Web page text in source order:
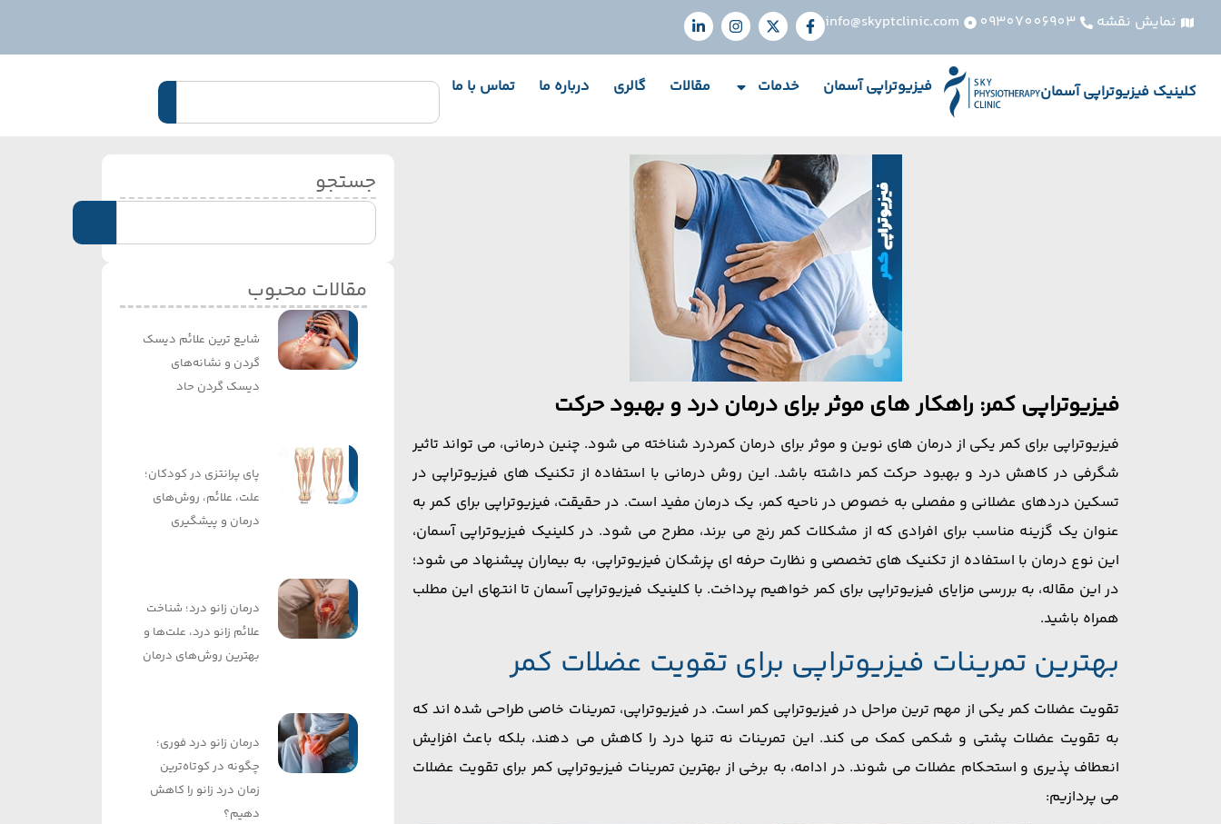
نمایش نقشه 09307006903
info@skyptclinic.com
کلینیک فیزیوتراپی آسمان فیزیوتراپی آسمان خدمات مقالات گالری درباره ما تماس با ما
فیزیوتراپی کمر: راهکار های موثر برای درمان درد و بهبود حرکت
فیزیوتراپی برای کمر یکی از درمان ‌های نوین و موثر برای درمان کمردرد شناخته می ‌شود. چنین درمانی، می ‌تواند تاثیر
شگرفی در کاهش درد و بهبود حرکت کمر داشته باشد. این روش درمانی با استفاده از تکنیک ‌های فیزیوتراپی در
تسکین دردهای عضلانی و مفصلی به خصوص در ناحیه کمر، یک درمان مفید است. در حقیقت، فیزیوتراپی برای کمر به
عنوان یک گزینه مناسب برای افرادی که از مشکلات کمر رنج می ‌برند، مطرح می ‌شود. در کلینیک فیزیوتراپی آسمان،
این نوع درمان با استفاده از تکنیک ‌های تخصصی و نظارت حرفه ‌ای پزشکان فیزیوتراپی، به بیماران پیشنهاد می شود؛
در این مقاله، به بررسی مزایای فیزیوتراپی برای کمر خواهیم پرداخت. با کلینیک فیزیوتراپی آسمان تا انتهای این مطلب
همراه باشید.
بهترین تمرینات فیزیوتراپی برای تقویت عضلات کمر
تقویت عضلات کمر یکی از مهم ‌ترین مراحل در فیزیوتراپی کمر است. در فیزیوتراپی، تمرینات خاصی طراحی شده ‌اند که
به تقویت عضلات پشتی و شکمی کمک می ‌کند. این تمرینات نه تنها درد را کاهش می ‌دهند، بلکه باعث افزایش
انعطاف ‌پذیری و استحکام عضلات می ‌شوند. در ادامه، به برخی از بهترین تمرینات فیزیوتراپی کمر برای تقویت عضلات
می ‌پردازیم:
جستجو
مقالات محبوب
شایع ترین علائم دیسک
گردن و نشانه‌های
دیسک گردن حاد
پای پرانتزی در کودکان؛
علت، علائم، روش‌های
درمان و پیشگیری
درمان زانو درد؛ شناخت
علائم زانو درد، علت‌ها و
بهترین روش‌های درمان
درمان زانو درد فوری؛
چگونه در کوتاه‌ترین
زمان درد زانو را کاهش
دهیم؟